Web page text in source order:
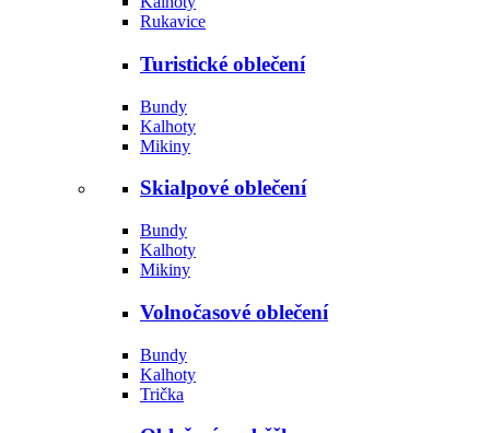
Rukavice
Turistické oblečení
Bundy
Kalhoty
Mikiny
Skialpové oblečení
Bundy
Kalhoty
Mikiny
Volnočasové oblečení
Bundy
Kalhoty
Trička